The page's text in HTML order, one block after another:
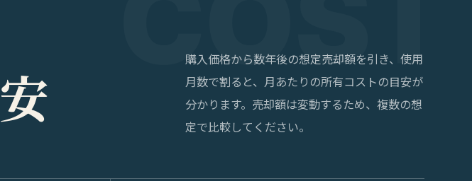
安
購入価格から数年後の想定売却額を引き、使用
月数で割ると、月あたりの所有コストの目安が
分かります。売却額は変動するため、複数の想
定で比較してください。